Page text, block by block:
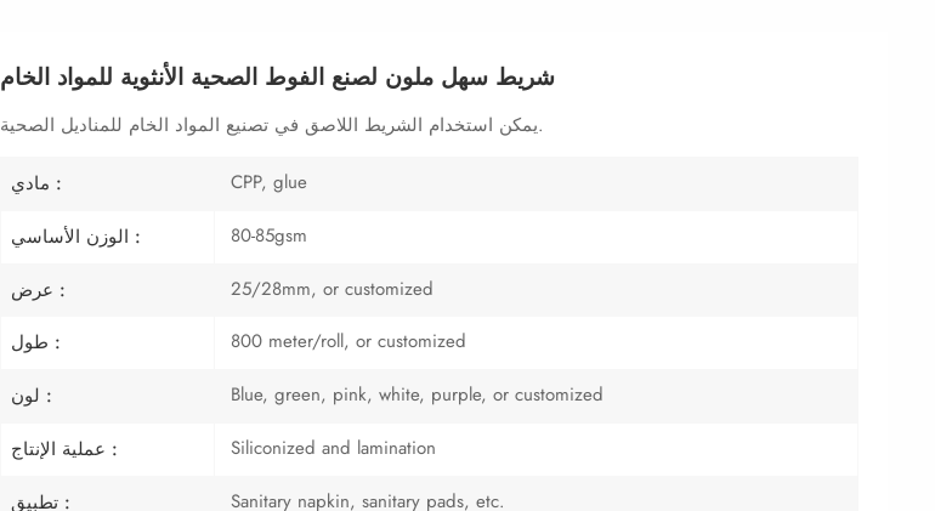
شريط سهل ملون لصنع الفوط الصحية الأنثوية للمواد الخام
يمكن استخدام الشريط اللاصق في تصنيع المواد الخام للمناديل الصحية.
مادي : CPP, glue
الوزن الأساسي : 80-85gsm
عرض : 25/28mm, or customized
طول : 800 meter/roll, or customized
لون : Blue, green, pink, white, purple, or customized
عملية الإنتاج : Siliconized and lamination
تطبيق : Sanitary napkin, sanitary pads, etc.